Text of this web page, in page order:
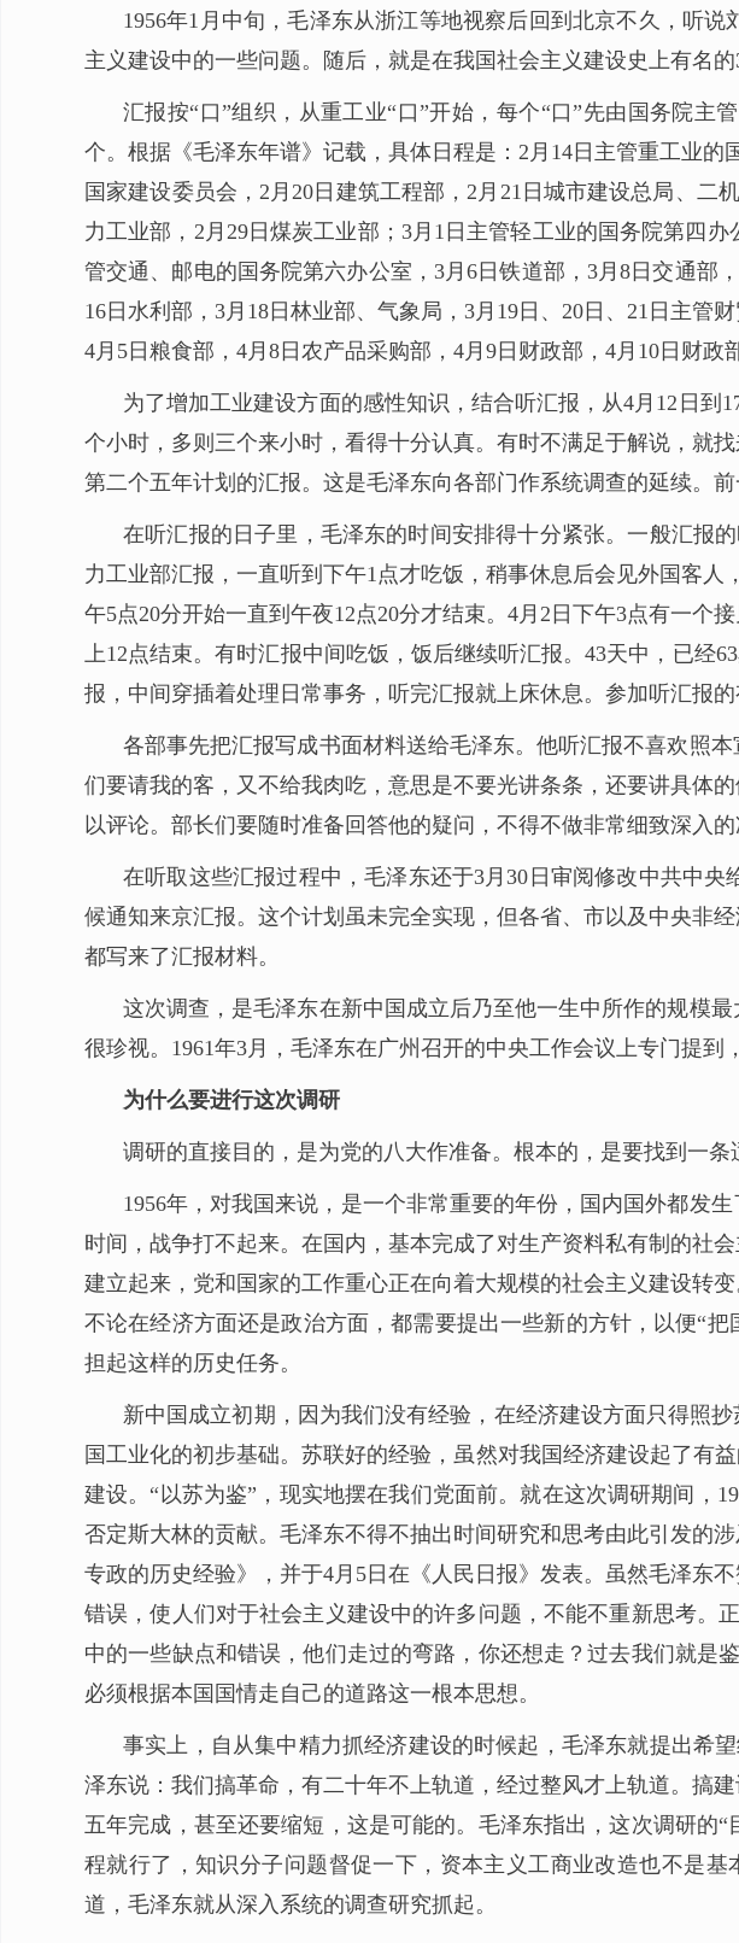
1956年1月中旬，毛泽东从浙江等地视察后回到北京不久，听
主义建设中的一些问题。随后，就是在我国社会主义建设史上有名的
汇报按“口”组织，从重工业“口”开始，每个“口”先由国务院
个。根据《毛泽东年谱》记载，具体日程是：2月14日主管重工业的
国家建设委员会，2月20日建筑工程部，2月21日城市建设总局、二
力工业部，2月29日煤炭工业部；3月1日主管轻工业的国务院第四
管交通、邮电的国务院第六办公室，3月6日铁道部，3月8日交通部
16日水利部，3月18日林业部、气象局，3月19日、20日、21日主管
4月5日粮食部，4月8日农产品采购部，4月9日财政部，4月10日财政
为了增加工业建设方面的感性知识，结合听汇报，从4月12日
个小时，多则三个来小时，看得十分认真。有时不满足于解说，就
第二个五年计划的汇报。这是毛泽东向各部门作系统调查的延续。
在听汇报的日子里，毛泽东的时间安排得十分紧张。一般汇报
力工业部汇报，一直听到下午1点才吃饭，稍事休息后会见外国客
午5点20分开始一直到午夜12点20分才结束。4月2日下午3点有一个
上12点结束。有时汇报中间吃饭，饭后继续听汇报。43天中，已经
报，中间穿插着处理日常事务，听完汇报就上床休息。参加听汇报
各部事先把汇报写成书面材料送给毛泽东。他听汇报不喜欢照
们要请我的客，又不给我肉吃，意思是不要光讲条条，还要讲具体
以评论。部长们要随时准备回答他的疑问，不得不做非常细致深入的
在听取这些汇报过程中，毛泽东还于3月30日审阅修改中共中
候通知来京汇报。这个计划虽未完全实现，但各省、市以及中央非
都写来了汇报材料。
这次调查，是毛泽东在新中国成立后乃至他一生中所作的规模
很珍视。1961年3月，毛泽东在广州召开的中央工作会议上专门提
为什么要进行这次调研
调研的直接目的，是为党的八大作准备。根本的，是要找到一条
1956年，对我国来说，是一个非常重要的年份，国内国外都发
时间，战争打不起来。在国内，基本完成了对生产资料私有制的
建立起来，党和国家的工作重心正在向着大规模的社会主义建设转
不论在经济方面还是政治方面，都需要提出一些新的方针，以便“
担起这样的历史任务。
新中国成立初期，因为我们没有经验，在经济建设方面只得照
国工业化的初步基础。苏联好的经验，虽然对我国经济建设起了有
建设。“以苏为鉴”，现实地摆在我们党面前。就在这次调研期间，
否定斯大林的贡献。毛泽东不得不抽出时间研究和思考由此引发的
专政的历史经验》，并于4月5日在《人民日报》发表。虽然毛泽东
错误，使人们对于社会主义建设中的许多问题，不能不重新思考。
中的一些缺点和错误，他们走过的弯路，你还想走？过去我们就是
必须根据本国国情走自己的道路这一根本思想。
事实上，自从集中精力抓经济建设的时候起，毛泽东就提出希
泽东说：我们搞革命，有二十年不上轨道，经过整风才上轨道。搞
五年完成，甚至还要缩短，这是可能的。毛泽东指出，这次调研的
程就行了，知识分子问题督促一下，资本主义工商业改造也不是
道，毛泽东就从深入系统的调查研究抓起。